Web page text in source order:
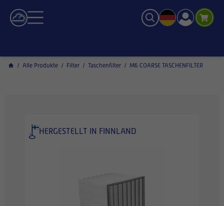
/ Alle Produkte / Filter / Taschenfilter / M6 COARSE TASCHENFILTER
HERGESTELLT IN FINNLAND